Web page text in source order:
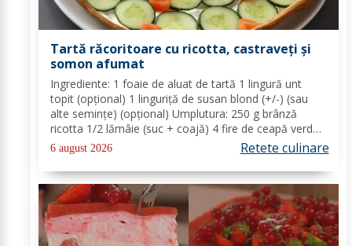
Tartă răcoritoare cu ricotta, castraveți și
somon afumat
Ingrediente: 1 foaie de aluat de tartă 1 lingură unt
topit (opțional) 1 linguriță de susan blond (+/-) (sau
alte semințe) (opțional) Umplutura: 250 g brânză
ricotta 1/2 lămâie (suc + coajă) 4 fire de ceapă verde
(+/-) piper Toppinguri: 1 castravete 80 gr somon
afumat 1 linguriță semințe de susan...
6 august 2026 Retete culinare